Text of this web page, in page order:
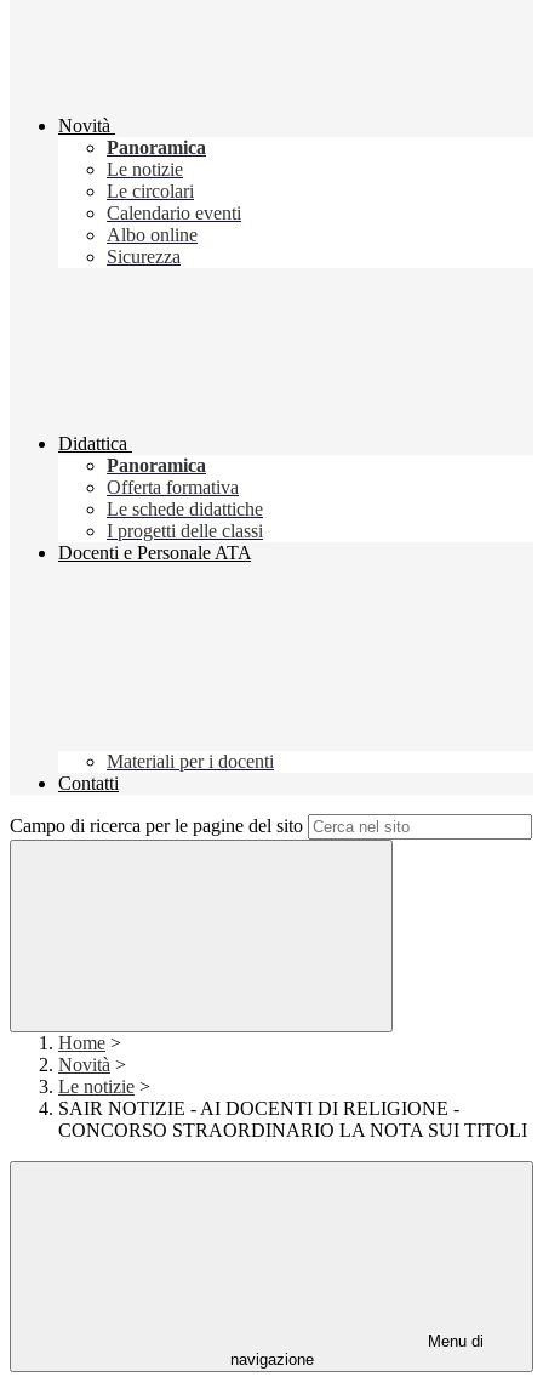
Novità
Panoramica
Le notizie
Le circolari
Calendario eventi
Albo online
Sicurezza
Didattica
Panoramica
Offerta formativa
Le schede didattiche
I progetti delle classi
Docenti e Personale ATA
Materiali per i docenti
Contatti
Campo di ricerca per le pagine del sito
Home >
Novità >
Le notizie >
SAIR NOTIZIE - AI DOCENTI DI RELIGIONE -
CONCORSO STRAORDINARIO LA NOTA SUI TITOLI
Menu di
navigazione